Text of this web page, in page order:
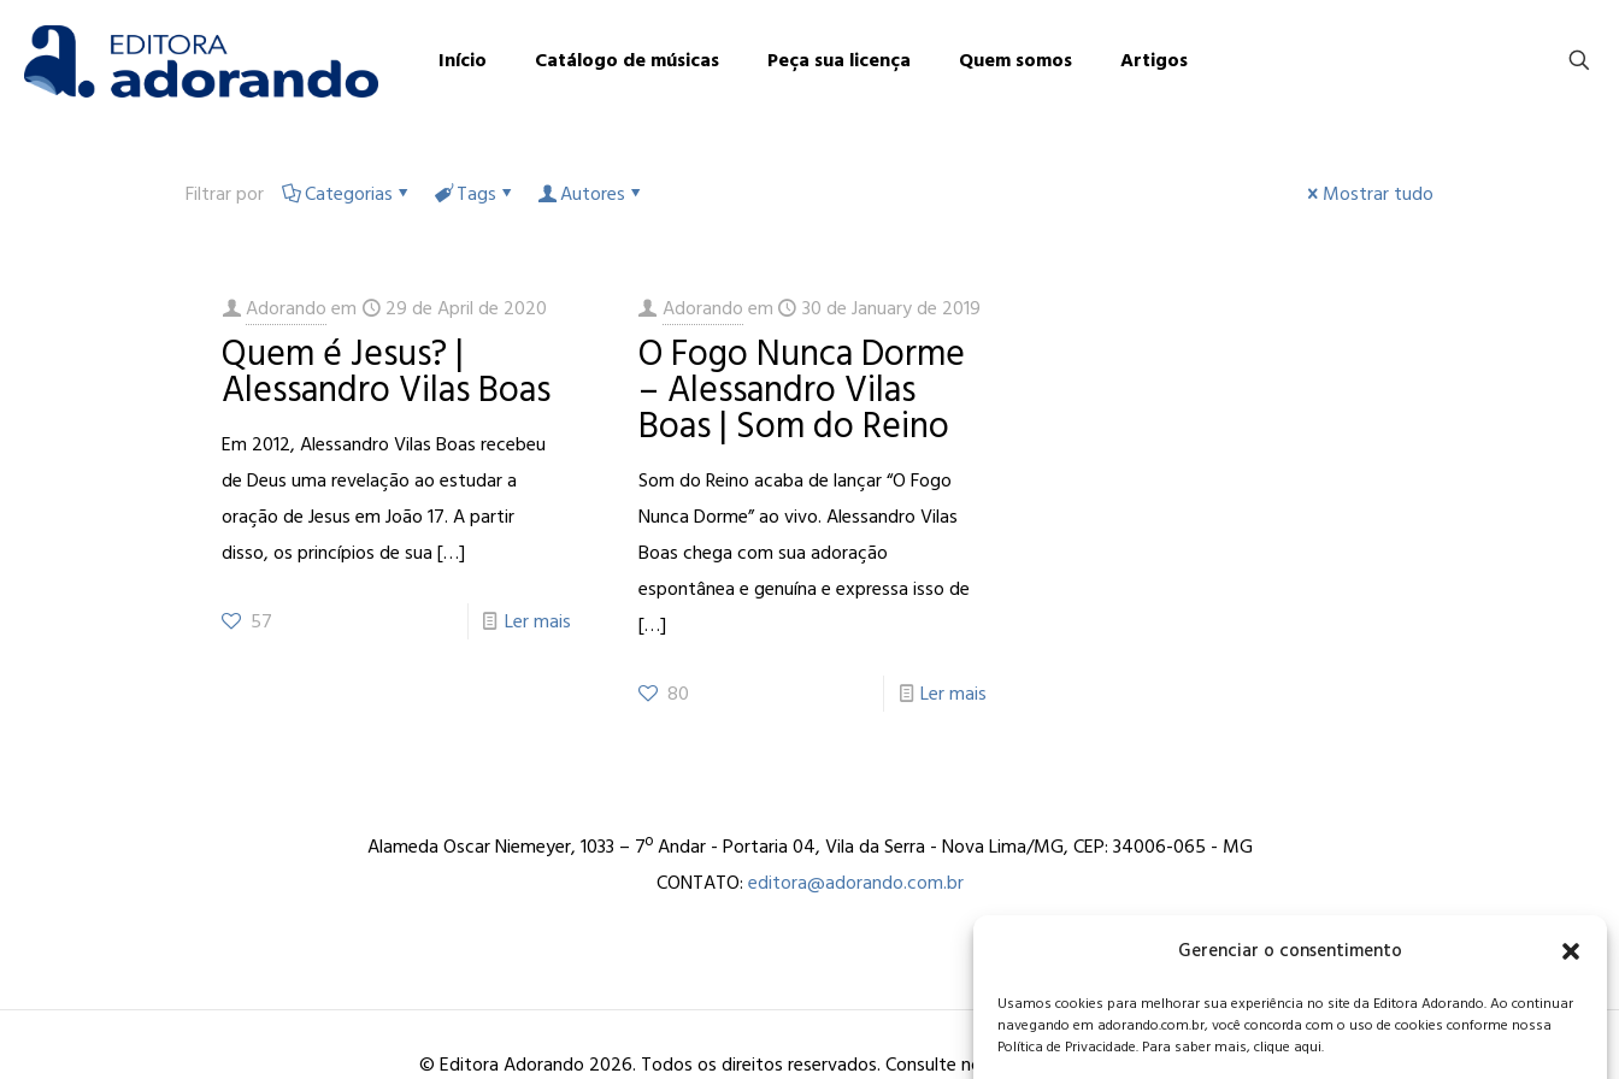
Gerenciar o consentimento
Usamos cookies para melhorar sua experiência no site da Editora Adorando. Ao continuar
navegando em adorando.com.br, você concorda com o uso de cookies conforme nossa
Política de Privacidade. Para saber mais, clique aqui.
Início Catálogo de músicas Peça sua licença Quem somos Artigos
Filtrar por Categorias Tags Autores Mostrar tudo
Adorando em 29 de April de 2020
Quem é Jesus? |
Alessandro Vilas Boas
Em 2012, Alessandro Vilas Boas recebeu
de Deus uma revelação ao estudar a
oração de Jesus em João 17. A partir
disso, os princípios de sua[…]
57 Ler mais
Adorandoem 30 de January de 2019
O Fogo Nunca Dorme
– Alessandro Vilas
Boas | Som do Reino
Som do Reino acaba de lançar “O Fogo
Nunca Dorme” ao vivo. Alessandro Vilas
Boas chega com sua adoração
espontânea e genuína e expressa isso de
[…]
80 Ler mais
Alameda Oscar Niemeyer, 1033 – 7º Andar - Portaria 04, Vila da Serra - Nova Lima/MG, CEP: 34006-065 - MG
CONTATO:editora@adorando.com.br
© Editora Adorando 2026. Todos os direitos reservados. Consulte nossa